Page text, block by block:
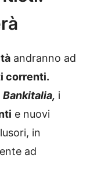
andranno ad
correnti.
Bankitalia, i
e nuovi
in
ad